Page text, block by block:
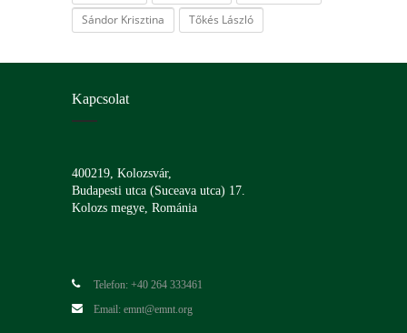
Sándor Krisztina
Tőkés László
Kapcsolat
400219, Kolozsvár,
Budapesti utca (Suceava utca) 17.
Kolozs megye, Románia
Telefon: +40 264 333461
Email: emnt@emnt.org